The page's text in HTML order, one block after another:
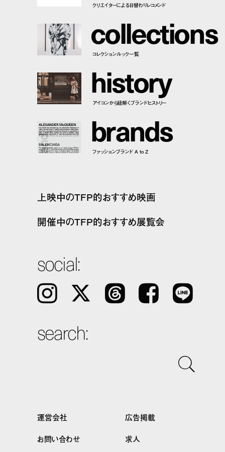
クリエイターによる日替わりレコメンド
collections
コレクションルック一覧
history
アイコンから紐解くブランドヒストリー
brands
ファッションブランド A to Z
上映中のTFP的おすすめ映画
開催中のTFP的おすすめ展覧会
social:
Instagram 𝕏 Threads Facebook LINE
search:
運営会社
広告掲載
お問い合わせ
求人